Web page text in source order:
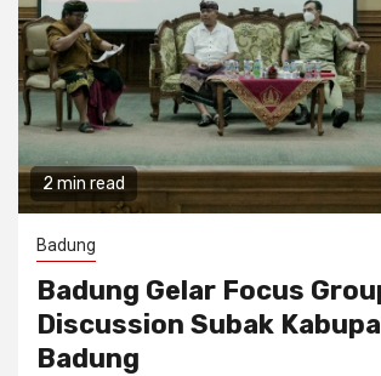
2 min read
Badung
Badung Gelar Focus
Discussion Subak
Badung